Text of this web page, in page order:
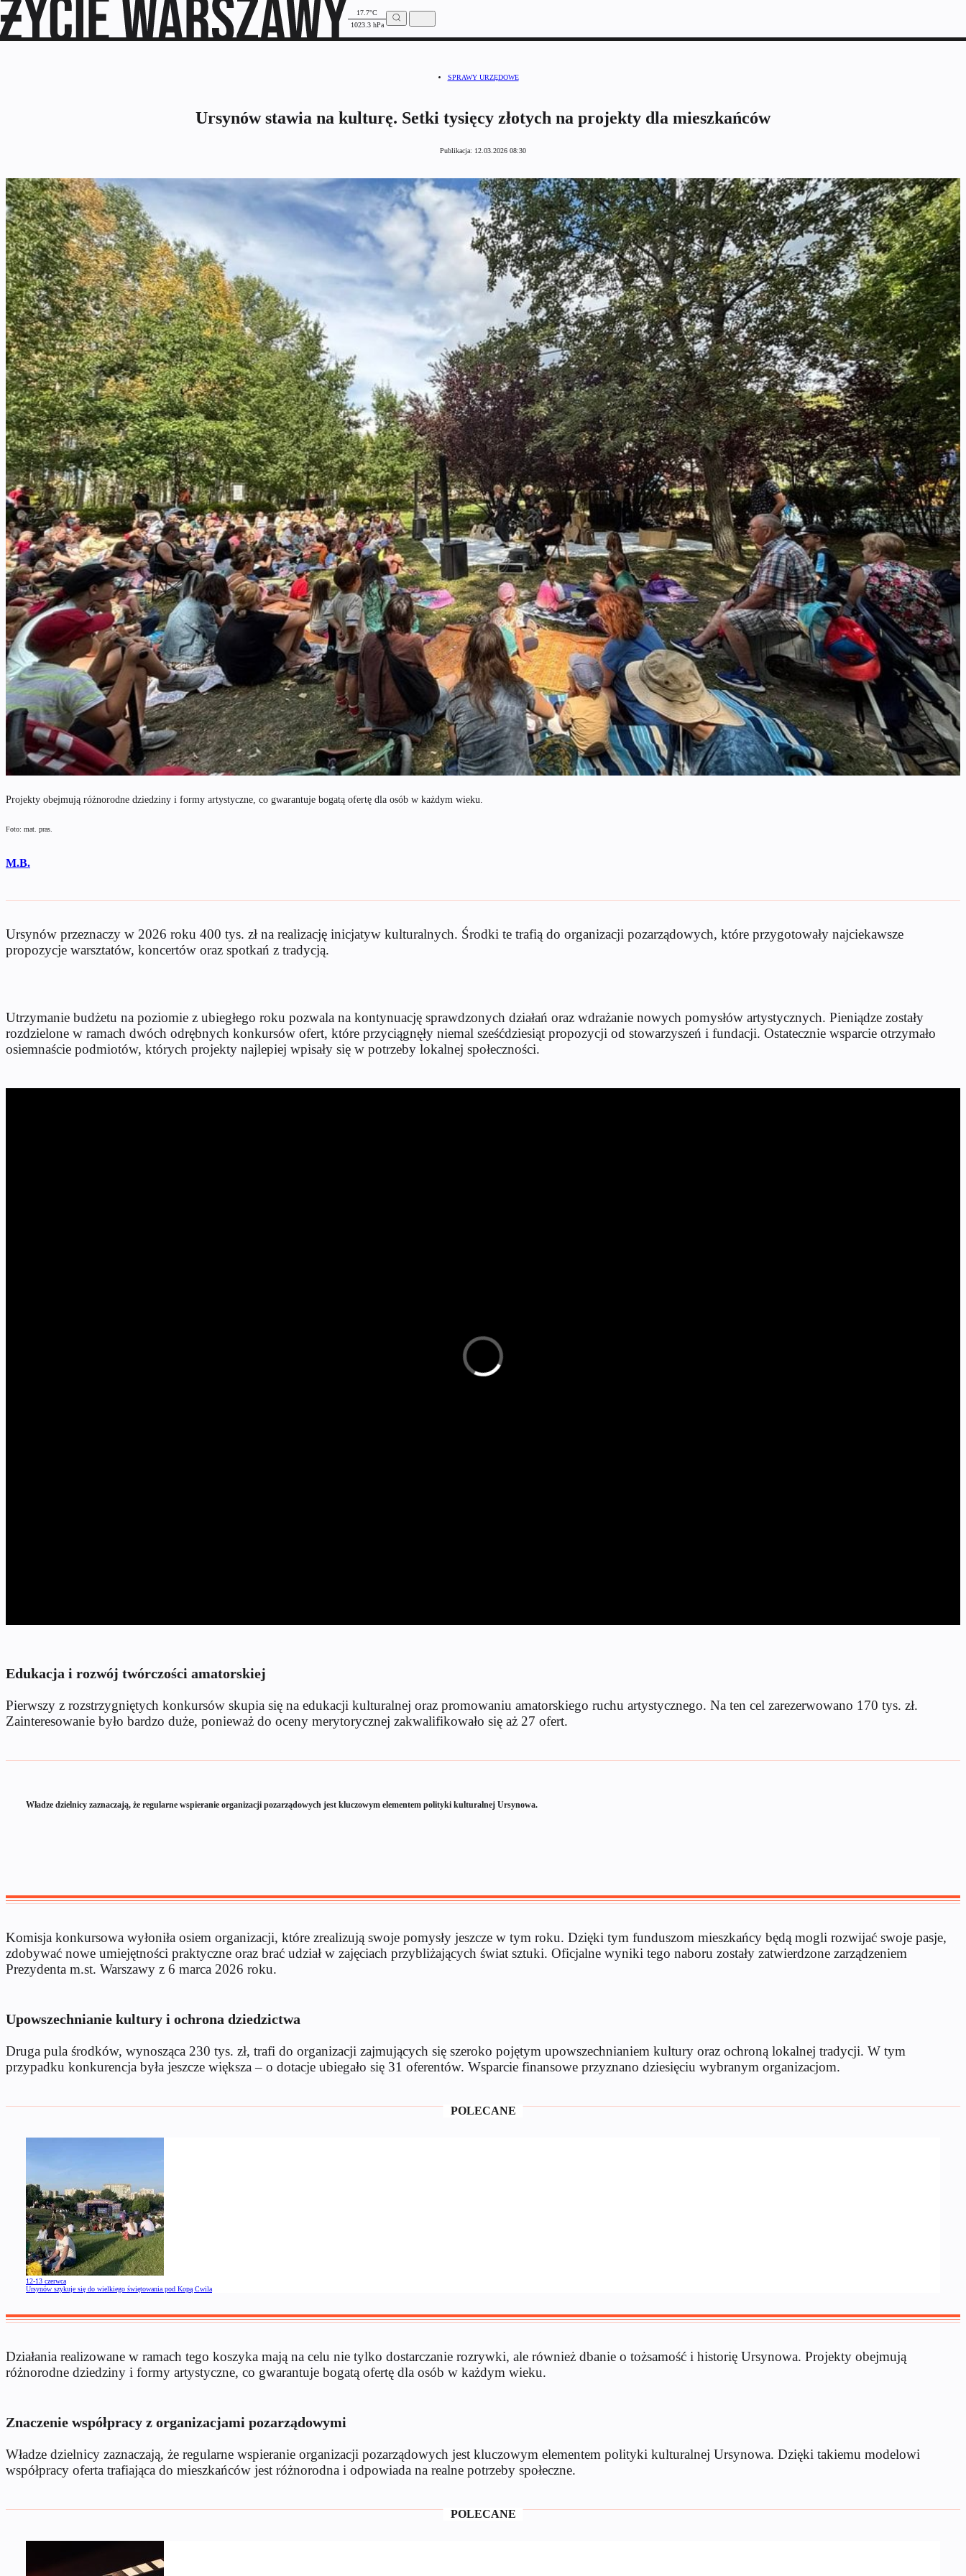
17.7°C
1023.3 hPa
SPRAWY URZĘDOWE
Ursynów stawia na kulturę. Setki tysięcy złotych na projekty dla mieszkańców
Publikacja: 12.03.2026 08:30
Projekty obejmują różnorodne dziedziny i formy artystyczne, co gwarantuje bogatą ofertę dla osób w każdym wieku.
Foto: mat. pras.
M.B.
Ursynów przeznaczy w 2026 roku 400 tys. zł na realizację inicjatyw kulturalnych. Środki te trafią do organizacji pozarządowych, które przygotowały najciekawsze
propozycje warsztatów, koncertów oraz spotkań z tradycją.
Utrzymanie budżetu na poziomie z ubiegłego roku pozwala na kontynuację sprawdzonych działań oraz wdrażanie nowych pomysłów artystycznych. Pieniądze zostały
rozdzielone w ramach dwóch odrębnych konkursów ofert, które przyciągnęły niemal sześćdziesiąt propozycji od stowarzyszeń i fundacji. Ostatecznie wsparcie otrzymało
osiemnaście podmiotów, których projekty najlepiej wpisały się w potrzeby lokalnej społeczności.
Edukacja i rozwój twórczości amatorskiej
Pierwszy z rozstrzygniętych konkursów skupia się na edukacji kulturalnej oraz promowaniu amatorskiego ruchu artystycznego. Na ten cel zarezerwowano 170 tys. zł.
Zainteresowanie było bardzo duże, ponieważ do oceny merytorycznej zakwalifikowało się aż 27 ofert.
Władze dzielnicy zaznaczają, że regularne wspieranie organizacji pozarządowych jest kluczowym elementem polityki kulturalnej Ursynowa.
Komisja konkursowa wyłoniła osiem organizacji, które zrealizują swoje pomysły jeszcze w tym roku. Dzięki tym funduszom mieszkańcy będą mogli rozwijać swoje pasje,
zdobywać nowe umiejętności praktyczne oraz brać udział w zajęciach przybliżających świat sztuki. Oficjalne wyniki tego naboru zostały zatwierdzone zarządzeniem
Prezydenta m.st. Warszawy z 6 marca 2026 roku.
Upowszechnianie kultury i ochrona dziedzictwa
Druga pula środków, wynosząca 230 tys. zł, trafi do organizacji zajmujących się szeroko pojętym upowszechnianiem kultury oraz ochroną lokalnej tradycji. W tym
przypadku konkurencja była jeszcze większa – o dotacje ubiegało się 31 oferentów. Wsparcie finansowe przyznano dziesięciu wybranym organizacjom.
POLECANE
12-13 czerwca
Ursynów szykuje się do wielkiego świętowania pod Kopą Cwila
Działania realizowane w ramach tego koszyka mają na celu nie tylko dostarczanie rozrywki, ale również dbanie o tożsamość i historię Ursynowa. Projekty obejmują
różnorodne dziedziny i formy artystyczne, co gwarantuje bogatą ofertę dla osób w każdym wieku.
Znaczenie współpracy z organizacjami pozarządowymi
Władze dzielnicy zaznaczają, że regularne wspieranie organizacji pozarządowych jest kluczowym elementem polityki kulturalnej Ursynowa. Dzięki takiemu modelowi
współpracy oferta trafiająca do mieszkańców jest różnorodna i odpowiada na realne potrzeby społeczne.
POLECANE